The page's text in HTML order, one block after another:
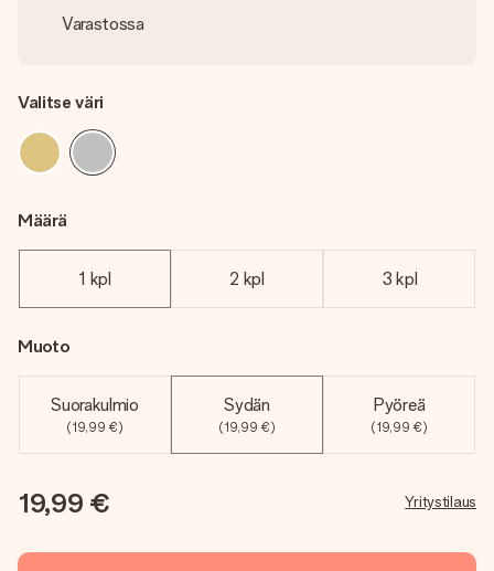
Varastossa
Valitse väri
Määrä
1 kpl 2 kpl 3 kpl
Muoto
Suorakulmio
(19,99 €)
Sydän
(19,99 €)
Pyöreä
(19,99 €)
19,99 € Yritystilaus